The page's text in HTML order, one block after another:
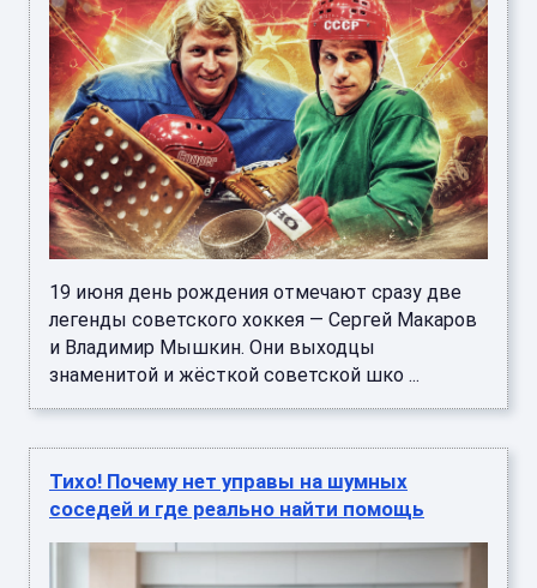
19 июня день рождения отмечают сразу две
легенды советского хоккея — Сергей Макаров
и Владимир Мышкин. Они выходцы
знаменитой и жёсткой советской шко ...
Тихо! Почему нет управы на шумных
соседей и где реально найти помощь